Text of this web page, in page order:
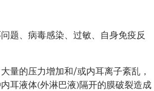
题、病毒感染、过敏、自身免疫反
量的压力增加和/或内耳离子紊乱，
耳液体(外淋巴液)隔开的膜破裂造成